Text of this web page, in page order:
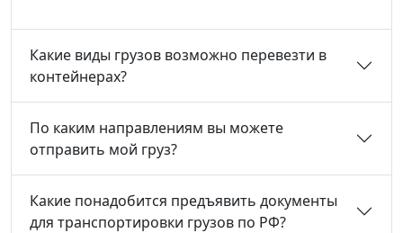
Какие виды грузов возможно перевезти в
контейнерах?
По каким направлениям вы можете
отправить мой груз?
Какие понадобится предъявить документы
для транспортировки грузов по РФ?